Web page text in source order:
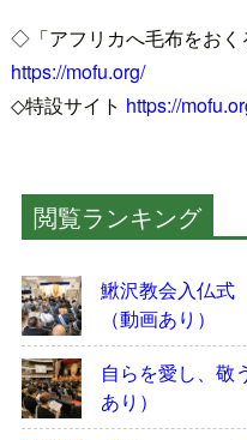
◇「アフリカへ毛布をおく
https://mofu.org/
◇特設サイト https://
閲覧ランキング
鰍沢教会入仏
（動画あり）
自らを愛し、
あり）